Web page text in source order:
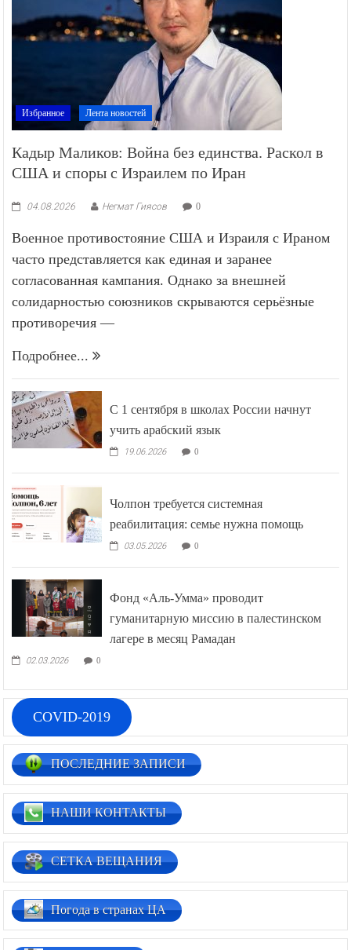
Избранное Лента новостей
Кадыр Маликов: Война без единства. Раскол в
США и споры с Израилем по Иран
04.08.2026 Негмат Гиясов 0
Военное противостояние США и Израиля с Ираном
часто представляется как единая и заранее
согласованная кампания. Однако за внешней
солидарностью союзников скрываются серьёзные
противоречия —
Подробнее...
С 1 сентября в школах России начнут
учить арабский язык
19.06.2026 0
Чолпон требуется системная
реабилитация: семье нужна помощь
03.05.2026 0
Фонд «Аль-Умма» проводит
гуманитарную миссию в палестинском
лагере в месяц Рамадан
02.03.2026 0
COVID-2019
ПОСЛЕДНИЕ ЗАПИСИ
НАШИ КОНТАКТЫ
СЕТКА ВЕЩАНИЯ
Погода в странах ЦА